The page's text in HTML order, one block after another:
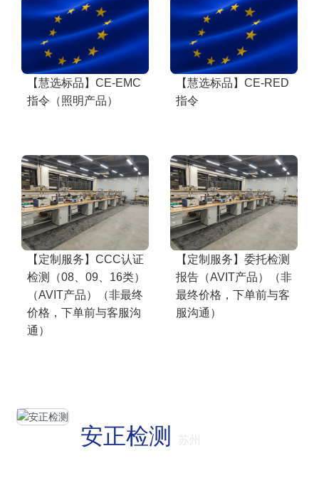
【慧选标品】CE-EMC
指令（照明产品）
【慧选标品】CE-RED
指令
【定制服务】CCC认证
检测（08、09、16类）
（AVIT产品）（非最终
价格，下单前与客服沟
通）
【定制服务】委托检测
报告（AVIT产品）（非
最终价格，下单前与客
服沟通）
安正检测 苏州